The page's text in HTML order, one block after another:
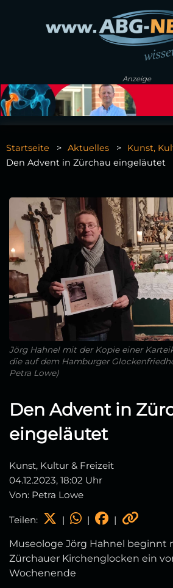
Anzeige
Startseite Aktuelles
Kunst,
Den Advent in Zürchau eingeläutet
Jörg Hahnel mit der Kopie einer
die auf dem Hamburger
Petra Lowe)
Den Advent in
eingeläutet
Kunst, Kultur & Freizeit
04.12.2023, 18:02 Uhr
Von: Petra Lowe
Teilen: | | |
Museologe Jörg Hahnel beginnt
Zürchauer Kirchenglocken ein
Wochenende